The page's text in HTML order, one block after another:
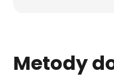
Metody